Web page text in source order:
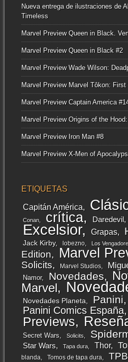
Nueva entrega de ilustraciones de
Timeless
Marvel Preview Queen in Black.
Marvel Preview Queen in Black #2
Marvel Preview Wade Wilson:
Marvel Preview Marvel Tôkon:
Marvel Preview Captain America
Marvel Preview Origins of the
Marvel Preview Iron Man #8
Marvel Preview X-Men of
ETIQUETAS
Capitán América
Conan crítica Daredevil
Excelsior Grapas
Jack Kirby lobezno Los
Edition
Marvel
Solicits
Marvel Studios
Namor Novedades
Marvel
Novedades Planeta Panini
Panini Comics España
Previews
Secret Wars Solicits
Star Wars Tapa dura Thor
blanda
Tomos de tapa dura TPB